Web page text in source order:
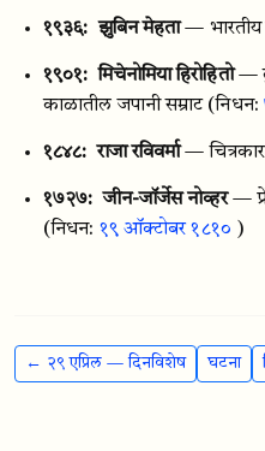
१९३६: झुबिन मेहता — भारतीय
१९०१: मिचेनोमिया हिरोहितो —
काळातील जपानी सम्राट (निधन:
१८४८: राजा रविवर्मा — चित्रकार
१७२७: जीन-जॉर्जेस नोव्हर —
(निधन: १९ ऑक्टोबर १८१० )
← २९ एप्रिल — दिनविशेष घटना